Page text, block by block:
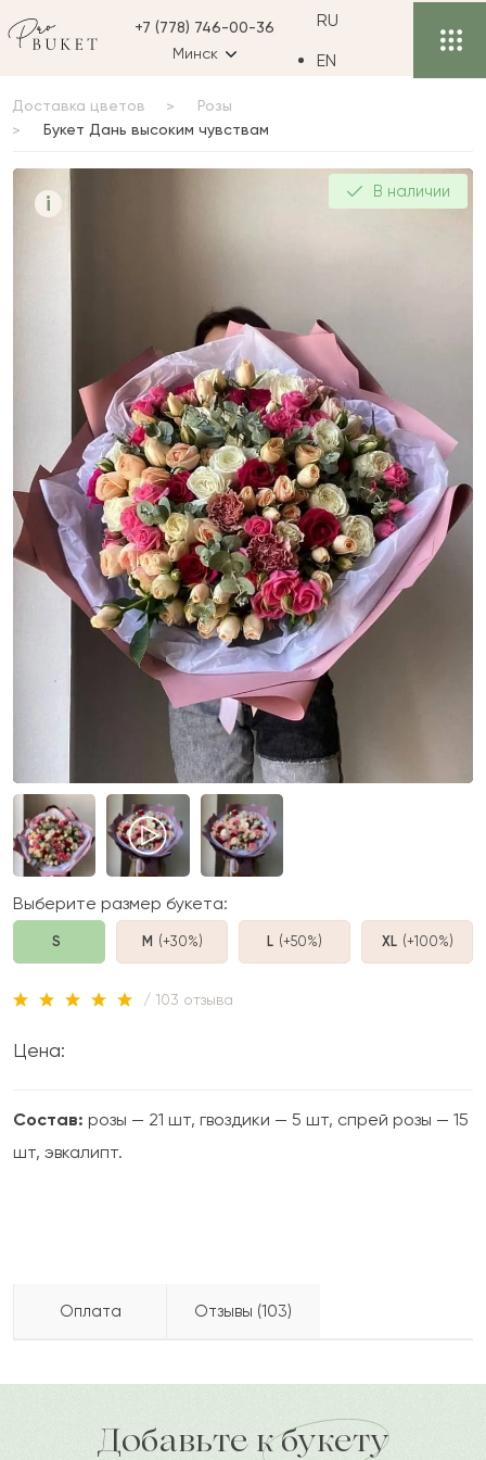
+7 (778) 746-00-36
Минск
RU
EN
Доставка цветов
Розы
Букет Дань высоким чувствам
i
Дань высоким
В наличии
Выберите размер букета:
S M (+30%) L (+50%) XL (+100%)
/ 103 отзыва
Цена:
Состав: розы — 21 шт, гвоздики — 5 шт, спрей розы — 15
шт, эвкалипт.
Оплата Отзывы (103)
доставка по городу в течение часа
Наталья
Красивый, ароматный букет. Доставили во
Добавьте к букету